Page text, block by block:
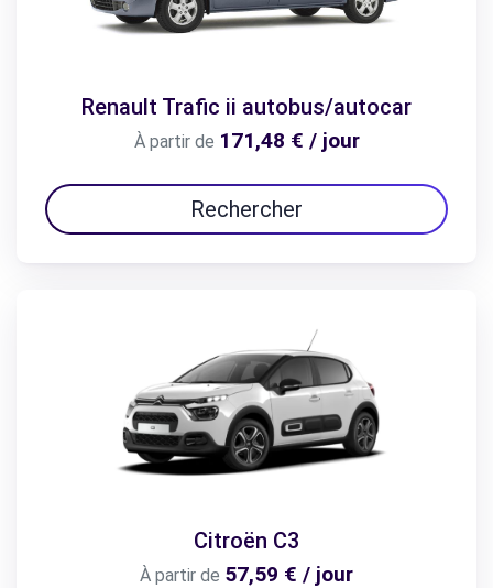
Renault Trafic ii autobus/autocar
À partir de 171,48 € / jour
Rechercher
Citroën C3
À partir de 57,59 € / jour